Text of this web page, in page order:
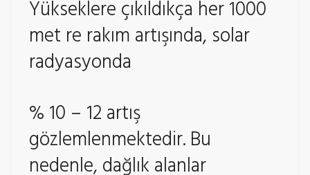
Yükseklere çıkıldıkça her 1000
met re rakım artışında, solar
radyasyonda
% 10 – 12 artış
gözlemlenmektedir. Bu
nedenle, dağlık alanlar